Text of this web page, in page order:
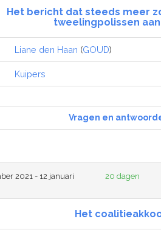
Het bericht dat steeds meer
tweelingpolissen
Liane den Haan (GOUD)
Kuipers
Vragen en
2021 - 12 januari
20 dagen
Het